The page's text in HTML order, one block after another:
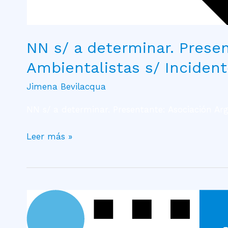
NN s/ a determinar.
Ambientalistas s/
Jimena Bevilacqua
Leer más »
Arroyo,
Lorena
Ayelén